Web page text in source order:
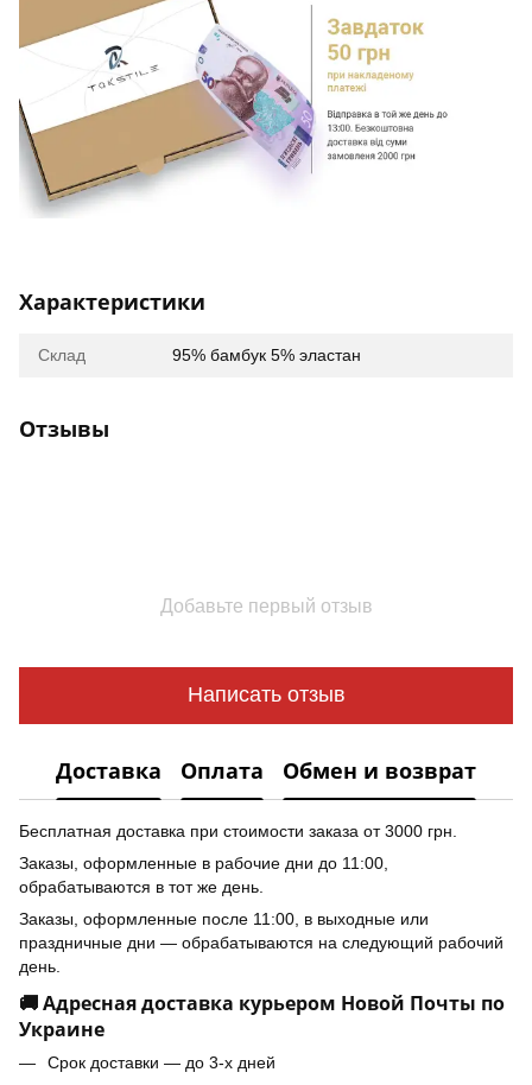
Характеристики
Склад 95% бамбук 5% эластан
Отзывы
Добавьте первый отзыв
Написать отзыв
Доставка Оплата Обмен и возврат
Бесплатная доставка при стоимости заказа от 3000 грн.
Заказы, оформленные в рабочие дни до 11:00,
обрабатываются в тот же день.
Заказы, оформленные после 11:00, в выходные или
праздничные дни — обрабатываются на следующий рабочий
день.
🚚 Адресная доставка курьером Новой Почты по
Украине
Срок доставки — до 3-х дней